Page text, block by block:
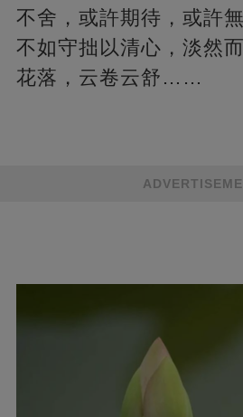
不舍，或許期待，或許
不如守拙以清心，淡然
花落，云卷云舒……